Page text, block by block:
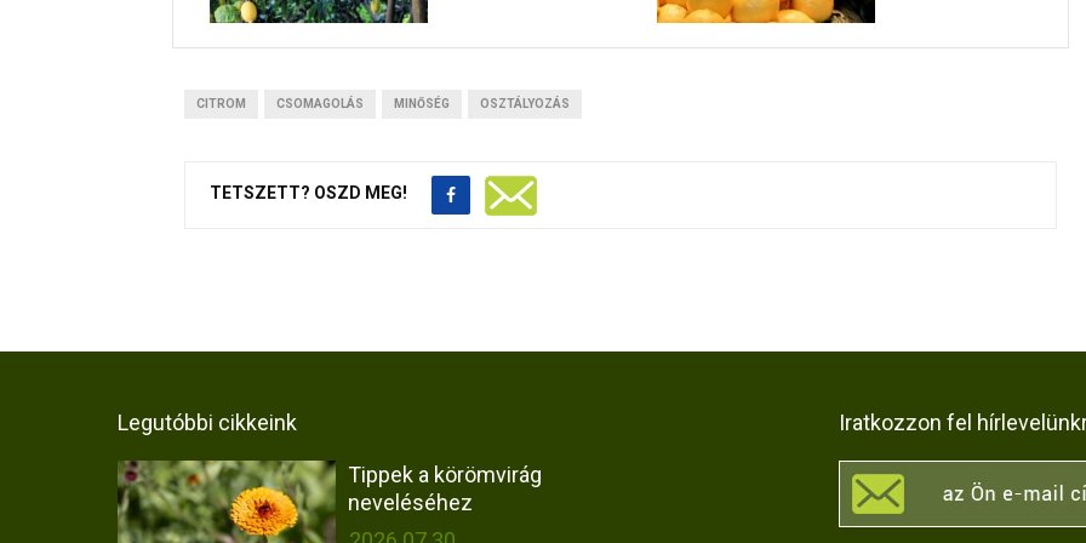
CITROM CSOMAGOLÁS MINŐSÉG OSZTÁLYOZÁS
TETSZETT? OSZD MEG!
Legutóbbi cikkeink
Tippek a körömvirág
neveléséhez
Iratkozzon fel